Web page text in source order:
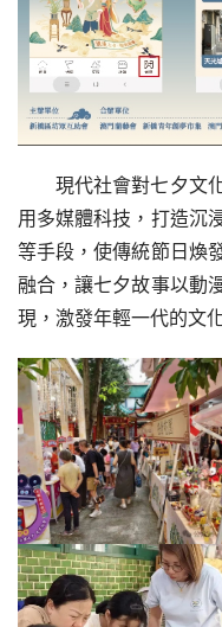
現代社會對七夕文
用多媒體科技，打造沉
等手段，使傳統節日煥
融合，讓七夕故事以動
現，激發年輕一代的文